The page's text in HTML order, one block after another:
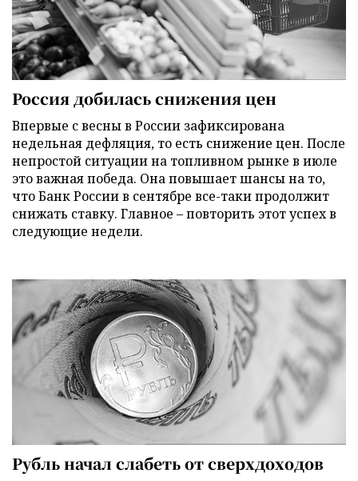
Россия добилась снижения цен
Впервые с весны в России зафиксирована
недельная дефляция, то есть снижение цен. После
непростой ситуации на топливном рынке в июле
это важная победа. Она повышает шансы на то,
что Банк России в сентябре все-таки продолжит
снижать ставку. Главное – повторить этот успех в
следующие недели.
Рубль начал слабеть от сверхдоходов